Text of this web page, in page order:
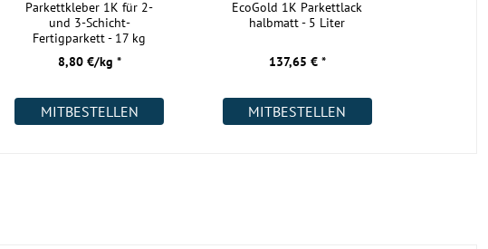
bedingt geeignet
nicht geeignet
Restposten, keine Nachlieferung nach
48 h bei Raumtemperatur in
geschlossener Verpackung
Parkettkleber 1K für 2-
und 3-Schicht-
Fertigparkett - 17 kg
8,80 €/kg *
MITBESTELLEN
EcoGold 1K Parkettlack
halbmatt - 5 Liter
137,65 € *
MITBESTELLEN